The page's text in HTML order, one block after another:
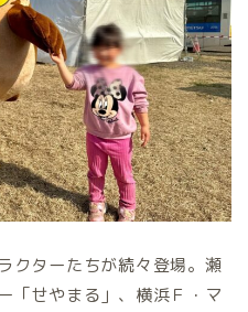
クターたちが続々登場。瀬
「せやまる」、横浜Ｆ・マ